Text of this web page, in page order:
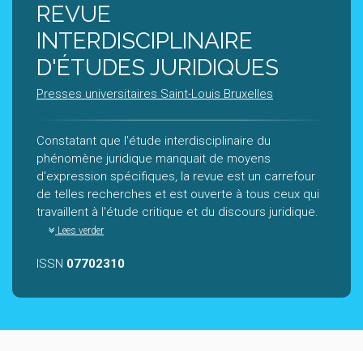
REVUE
INTERDISCIPLINAIRE
D'ÉTUDES JURIDIQUES
Presses universitaires Saint-Louis Bruxelles
Constatant que l'étude interdisciplinaire du
phénomène juridique manquait de moyens
d'expression spécifiques, la revue est un carrefour
de telles recherches et est ouverte à tous ceux qui
travaillent à l'étude critique et du discours juridique.
Lees verder
ISSN 07702310